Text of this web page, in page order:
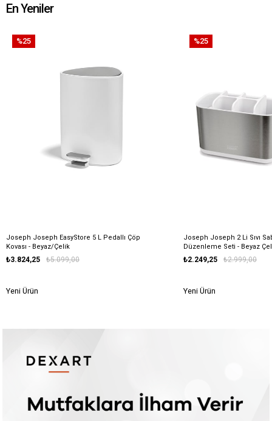
En Yeniler
Joseph Joseph EasyStore 5 L Pedallı Çöp
Kovası - Beyaz/Çelik
₺3.824,25 ₺5.099,00
Yeni Ürün
%25
Joseph Joseph 2 Li Sıvı
Düzenleme Seti - Beyaz
₺2.249,25 ₺2.999,00
Yeni Ürün
%25